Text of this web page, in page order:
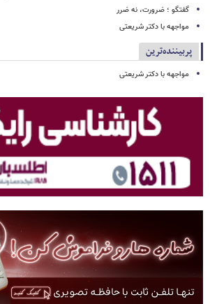
گفتگو ؛ ضرورت، نه ضرر
مواجهه با دکتر شریعتی
پربیننده‌ترین
مواجهه با دکتر شریعتی